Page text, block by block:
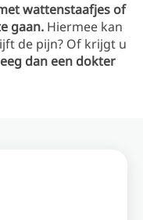
wattenstaafjes of
gaan. Hiermee kan
de pijn? Of krijgt u
dan een dokter